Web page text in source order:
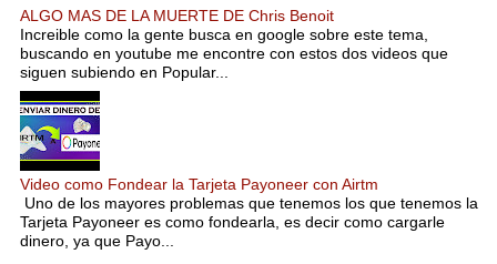
ALGO MAS DE LA MUERTE DE Chris Benoit
Increible como la gente busca en google sobre este tema,
buscando en youtube me encontre con estos dos videos que
siguen subiendo en Popular...
Video como Fondear la Tarjeta Payoneer con Airtm
Uno de los mayores problemas que tenemos los que tenemos la
Tarjeta Payoneer es como fondearla, es decir como cargarle
dinero, ya que Payo...